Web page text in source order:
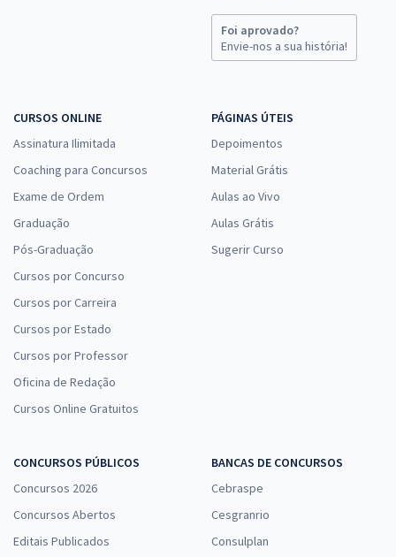
Foi aprovado?
Envie-nos a sua história!
CURSOS ONLINE
Assinatura Ilimitada
Coaching para Concursos
Exame de Ordem
Graduação
Pós-Graduação
Cursos por Concurso
Cursos por Carreira
Cursos por Estado
Cursos por Professor
Oficina de Redação
Cursos Online Gratuitos
PÁGINAS ÚTEIS
Depoimentos
Material Grátis
Aulas ao Vivo
Aulas Grátis
Sugerir Curso
CONCURSOS PÚBLICOS
Concursos 2026
Concursos Abertos
Editais Publicados
BANCAS DE CONCURSOS
Cebraspe
Cesgranrio
Consulplan